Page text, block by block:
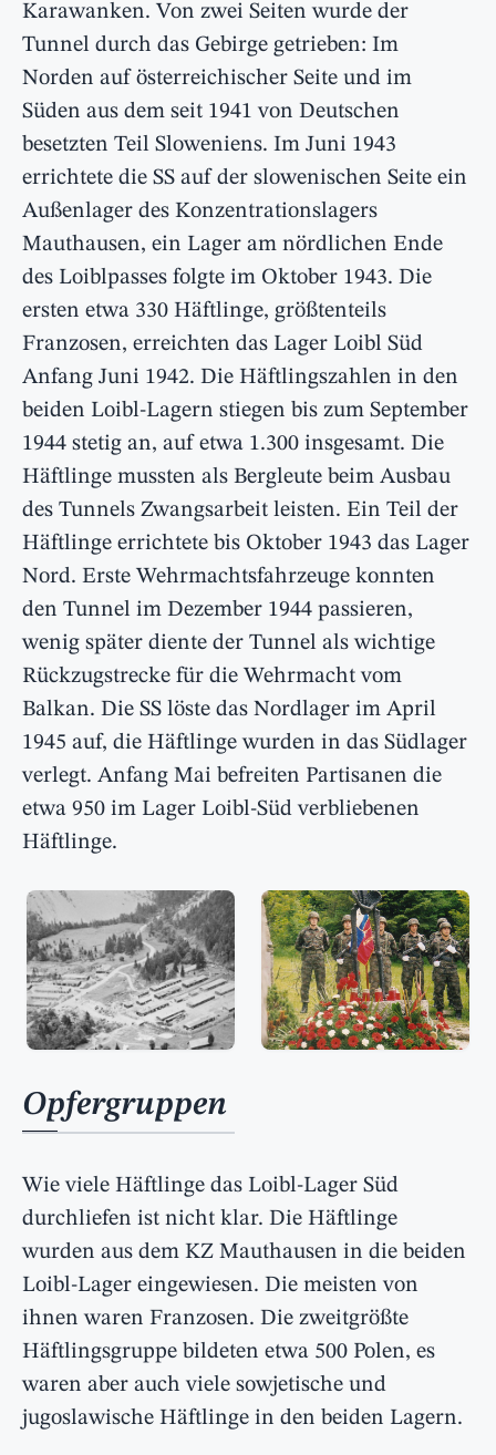
Karawanken. Von zwei Seiten wurde der
Tunnel durch das Gebirge getrieben: Im
Norden auf österreichischer Seite und im
Süden aus dem seit 1941 von Deutschen
besetzten Teil Sloweniens. Im Juni 1943
errichtete die SS auf der slowenischen Seite ein
Außenlager des Konzentrationslagers
Mauthausen, ein Lager am nördlichen Ende
des Loiblpasses folgte im Oktober 1943. Die
ersten etwa 330 Häftlinge, größtenteils
Franzosen, erreichten das Lager Loibl Süd
Anfang Juni 1942. Die Häftlingszahlen in den
beiden Loibl-Lagern stiegen bis zum September
1944 stetig an, auf etwa 1.300 insgesamt. Die
Häftlinge mussten als Bergleute beim Ausbau
des Tunnels Zwangsarbeit leisten. Ein Teil der
Häftlinge errichtete bis Oktober 1943 das Lager
Nord. Erste Wehrmachtsfahrzeuge konnten
den Tunnel im Dezember 1944 passieren,
wenig später diente der Tunnel als wichtige
Rückzugstrecke für die Wehrmacht vom
Balkan. Die SS löste das Nordlager im April
1945 auf, die Häftlinge wurden in das Südlager
verlegt. Anfang Mai befreiten Partisanen die
etwa 950 im Lager Loibl-Süd verbliebenen
Häftlinge.
Opfergruppen
Wie viele Häftlinge das Loibl-Lager Süd
durchliefen ist nicht klar. Die Häftlinge
wurden aus dem KZ Mauthausen in die beiden
Loibl-Lager eingewiesen. Die meisten von
ihnen waren Franzosen. Die zweitgrößte
Häftlingsgruppe bildeten etwa 500 Polen, es
waren aber auch viele sowjetische und
jugoslawische Häftlinge in den beiden Lagern.